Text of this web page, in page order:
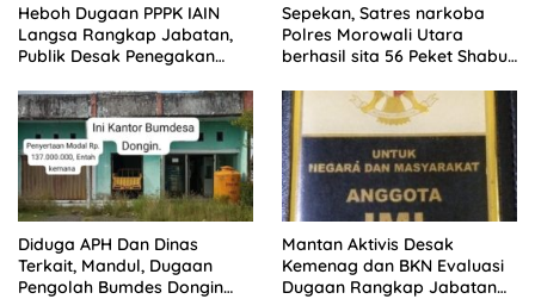
Heboh Dugaan PPPK IAIN
Langsa Rangkap Jabatan,
Publik Desak Penegakan
Sepekan, Satres narkoba
Polres Morowali Utara
berhasil sita 56 Peket Shabu
pelaku
Diduga APH Dan Dinas
Terkait, Mandul, Dugaan
Pengolah Bumdes Dongin
Mantan Aktivis Desak
Kemenag dan BKN Evaluasi
Dugaan Rangkap Jabatan